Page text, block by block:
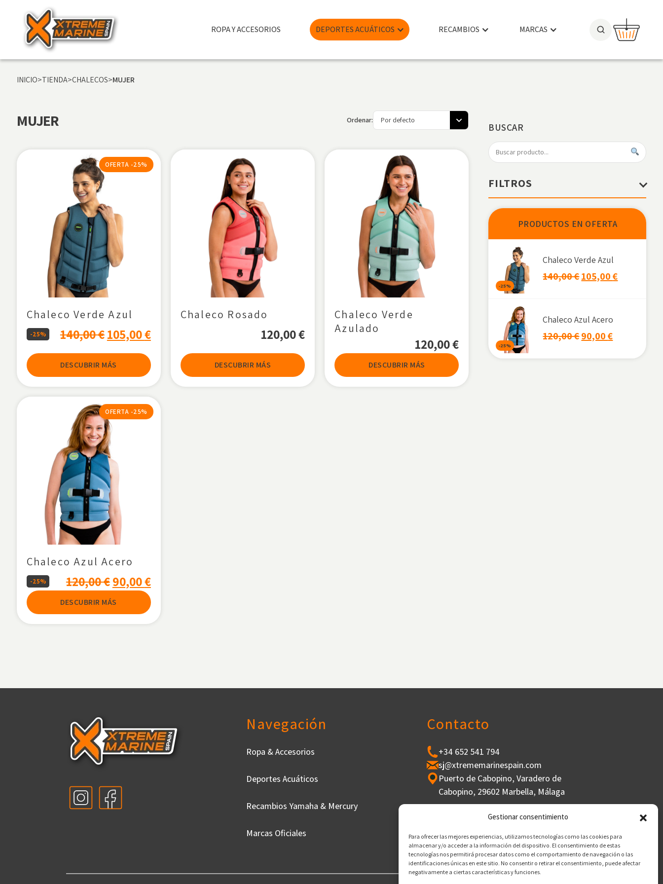
Gestionar consentimiento
Para ofrecer las mejores experiencias, utilizamos tecnologías como las cookies para
almacenar y/o acceder a la información del dispositivo. El consentimiento de estas
tecnologías nos permitirá procesar datos como el comportamiento de navegación o las
identificaciones únicas en este sitio. No consentir o retirar el consentimiento, puede afectar
negativamente a ciertas características y funciones.
ROPA Y ACCESORIOS DEPORTES ACUÁTICOS RECAMBIOS MARCAS
INICIO>TIENDA>CHALECOS>MUJER
MUJER Ordenar:
OFERTA -25%
Chaleco Verde Azul
-25% 140,00€105,00€
DESCUBRIR MÁS
Chaleco Rosado
120,00€
DESCUBRIR MÁS
Chaleco Verde
Azulado
120,00€
DESCUBRIR MÁS
OFERTA -25%
Chaleco Azul Acero
-25% 120,00€90,00€
DESCUBRIR MÁS
BUSCAR
FILTROS
PRECIO
90€ 120€
CATEGORÍAS
ROPA Y ACCESORIOS
DEPORTES ACUÁTICOS
Accesorios
Zapatillas acuaticas
PRODUCTOS EN OFERTA
-25%
Chaleco Verde Azul
140,00€105,00€
-25%
Chaleco Azul Acero
120,00€90,00€
Navegación
Ropa & Accesorios
Deportes Acuáticos
Recambios Yamaha & Mercury
Marcas Oficiales
Contacto
+34 652 541 794
sj@xtrememarinespain.com
Puerto de Cabopino, Varadero de
Cabopino, 29602 Marbella, Málaga